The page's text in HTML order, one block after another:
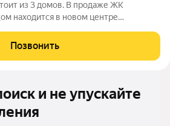
из 3 домов. В продаже ЖК
находится в новом центре
В 7 минутах пешком: магазины,
пункты выдачи
Позвонить
и не упускайте